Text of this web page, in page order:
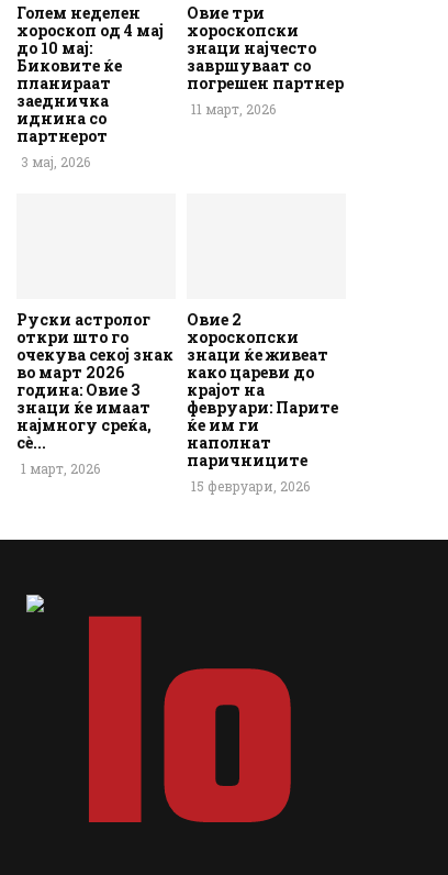
Голем неделен
хороскоп од 4 мај
до 10 мај:
Биковите ќе
планираат
заедничка
иднина со
партнерот
3 мај, 2026
Овие три
хороскопски
знаци најчесто
завршуваат со
погрешен партнер
11 март, 2026
Руски астролог
откри што го
очекува секој знак
во март 2026
година: Овие 3
знаци ќе имаат
најмногу среќа,
сè...
1 март, 2026
Овие 2
хороскопски
знаци ќе живеат
како цареви до
крајот на
февруари: Парите
ќе им ги
наполнат
паричниците
15 февруари, 2026